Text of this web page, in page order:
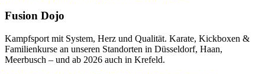
Fusion Dojo
Kampfsport mit System, Herz und Qualität. Karate, Kickboxen &
Familienkurse an unseren Standorten in Düsseldorf, Haan,
Meerbusch – und ab 2026 auch in Krefeld.